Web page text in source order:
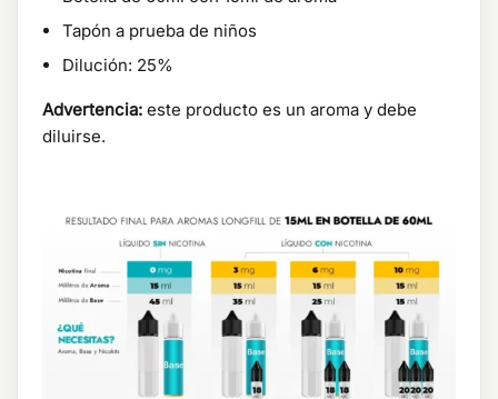
Tapón a prueba de niños
Dilución: 25%
Advertencia: este producto es un aroma y debe
diluirse.